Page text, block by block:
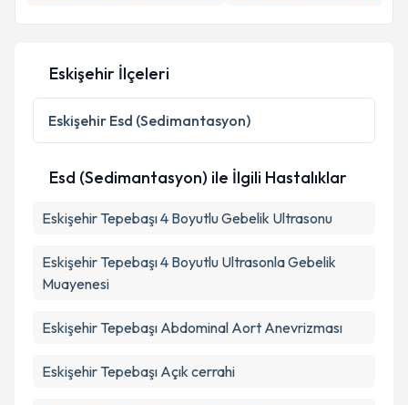
Kişisel verilerimin işlenmesine ilişkinAydınlatma
Metni
'ni okudum ve kişisel verilerimin belirtilen
kapsamda işlenmesini kabul ediyorum.
Takvim Talebini Gönder
Eskişehir İlçeleri
Eskişehir Esd (Sedimantasyon)
Esd (Sedimantasyon) ile İlgili Hastalıklar
Eskişehir Tepebaşı 4 Boyutlu Gebelik Ultrasonu
Eskişehir Tepebaşı 4 Boyutlu Ultrasonla Gebelik
Muayenesi
Eskişehir Tepebaşı Abdominal Aort Anevrizması
Eskişehir Tepebaşı Açık cerrahi